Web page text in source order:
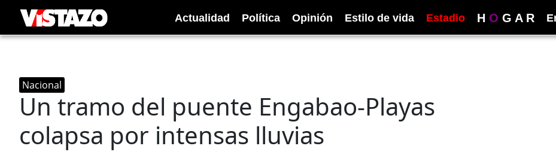
Actualidad Política Opinión Estilo de vida Estadio H O G A R
Nacional
Un tramo del puente Engabao-Playas
colapsa por intensas lluvias